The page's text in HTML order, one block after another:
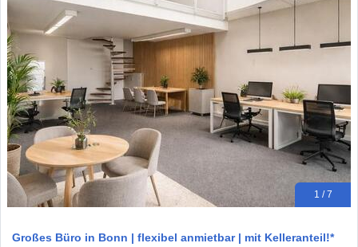
1 / 7
Großes Büro in Bonn | flexibel anmietbar | mit Kelleranteil!*